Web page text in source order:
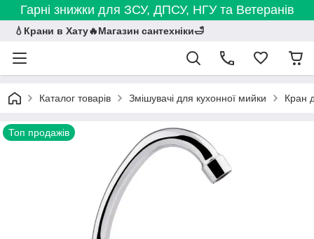
Гарні знижки для ЗСУ, ДПСУ, НГУ та Ветеранів
💧Крани в Хату🔥Магазин сантехніки🛁
Каталог товарів Змішувачі для кухонної мийки Кран
Топ продажів